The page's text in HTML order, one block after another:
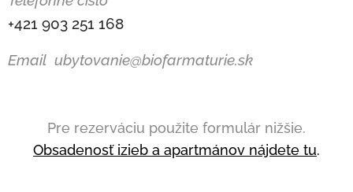
+421 903 251 168
Email ubytovanie@biofarmaturie.sk
Pre rezerváciu použite formulár nižšie.
Obsadenosť izieb a apartmánov nájdete tu.